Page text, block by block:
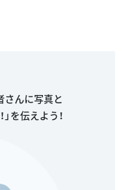
さんに写真と
を伝えよう！